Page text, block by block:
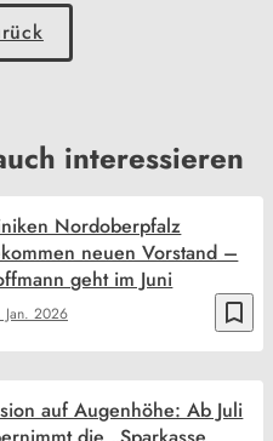
interessieren
bookmark_border
Jan. 2026
Nordoberpfalz
neuen Vorstand –
geht im Juni
auf Augenhöhe: Ab Juli